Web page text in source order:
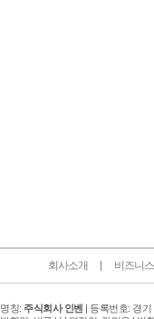
회사소개 비즈니스
명칭: 주식회사 인벤 | 등록번호: 경기